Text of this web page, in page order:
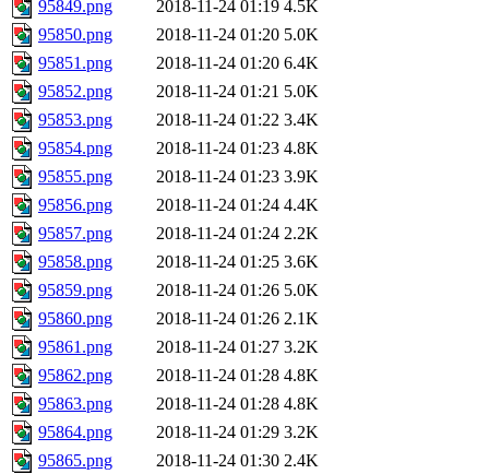
95849.png
2018-11-24 01:19 4.5K
95850.png
2018-11-24 01:20 5.0K
95851.png
2018-11-24 01:20 6.4K
95852.png
2018-11-24 01:21 5.0K
95853.png
2018-11-24 01:22 3.4K
95854.png
2018-11-24 01:23 4.8K
95855.png
2018-11-24 01:23 3.9K
95856.png
2018-11-24 01:24 4.4K
95857.png
2018-11-24 01:24 2.2K
95858.png
2018-11-24 01:25 3.6K
95859.png
2018-11-24 01:26 5.0K
95860.png
2018-11-24 01:26 2.1K
95861.png
2018-11-24 01:27 3.2K
95862.png
2018-11-24 01:28 4.8K
95863.png
2018-11-24 01:28 4.8K
95864.png
2018-11-24 01:29 3.2K
95865.png
2018-11-24 01:30 2.4K